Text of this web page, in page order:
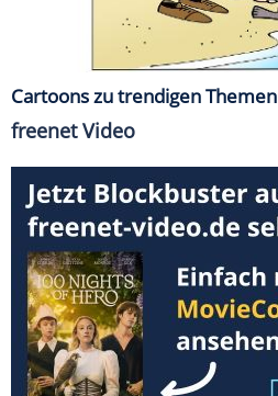
Cartoons zu trendigen Themen
freenet Video